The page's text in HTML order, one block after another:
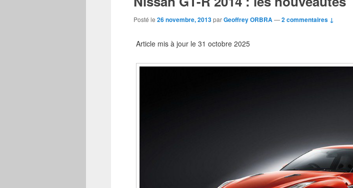
Posté le 26 novembre, 2013parGeoffrey ORBRA —2 commentaires ↓
Article mis à jour le 31 octobre 2025